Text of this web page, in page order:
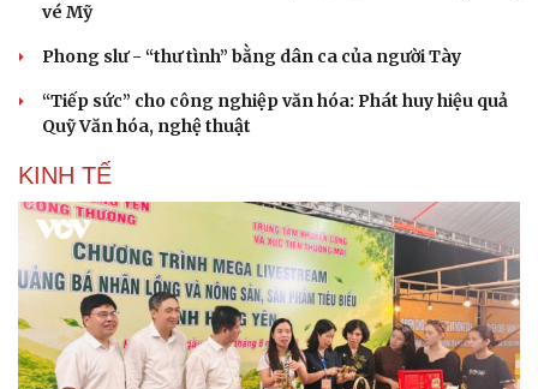
Sức khỏe
Đời sống
vé Mỹ
Phong slư - “thư tình” bằng dân ca của người Tày
“Tiếp sức” cho công nghiệp văn hóa: Phát huy hiệu quả
Quỹ Văn hóa, nghệ thuật
KINH TẾ